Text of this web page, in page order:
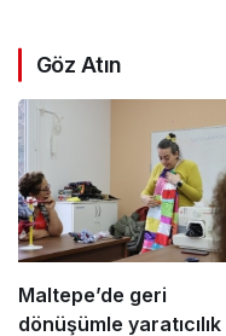
Göz Atın
Maltepe’de geri
dönüşümle yaratıcılık